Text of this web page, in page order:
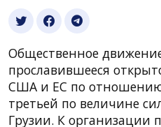
Общественное
прославившееся
США и ЕС по отношению
третьей по величине
Грузии. К организации